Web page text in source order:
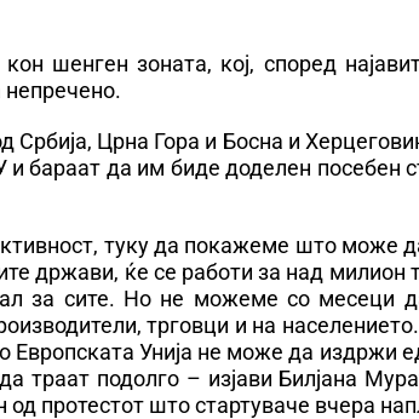
шенген зоната, кој, според
непречено.
Црна Гора и Босна и
бараат да им биде доделен посебен
туку да покажеме што може
држави, ќе се работи за над милион
за сите. Но не можеме со месеци
трговци и на
Европската Унија не може да издржи
траат подолго – изјави Билјана
од протестот што стартуваче вчера